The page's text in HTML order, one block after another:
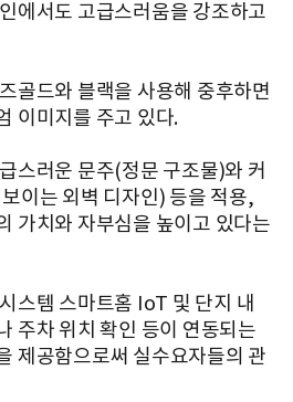
에서도 고급스러움을 강조하고
골드와 블랙을 사용해 중후하면
이미지를 주고 있다.
스러운 문주(정문 구조물)와 커
이는 외벽 디자인) 등을 적용,
가치와 자부심을 높이고 있다는
스템 스마트홈 IoT 및 단지 내
주차 위치 확인 등이 연동되는
제공함으로써 실수요자들의 관